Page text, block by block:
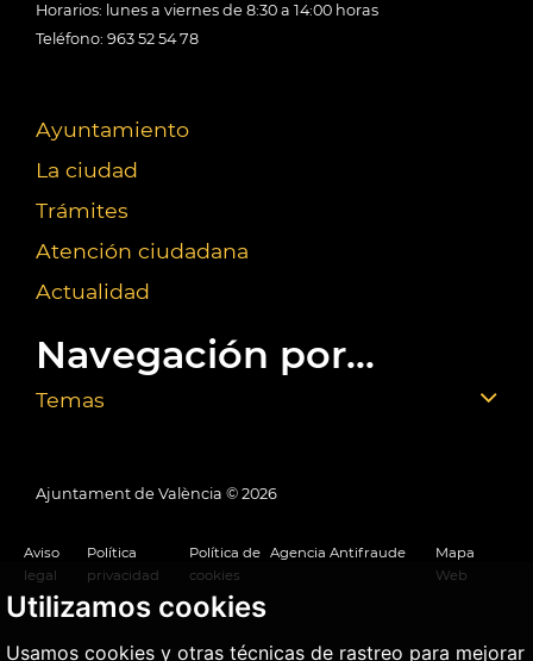
Utilizamos cookies
Usamos cookies y otras técnicas de rastreo para mejorar
Horarios: lunes a viernes de 8:30 a 14:00 horas
Teléfono: 963 52 54 78
Ayuntamiento
La ciudad
Trámites
Atención ciudadana
Actualidad
Navegación por...
Temas
Ajuntament de València © 2026
Aviso
legal
Política
privacidad
Política de
cookies
Agencia Antifraude
Mapa
Web